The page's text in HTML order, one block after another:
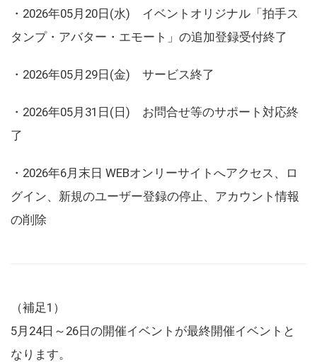
・2026年05月20日(水) イベントオリジナル「拍手ス
タンプ・アバター・エモート」の追加登録受付終了
・2026年05月29日(金) サービス終了
・2026年05月31日(日) お問合せ等のサポート対応終
了
・2026年6月末日 WEBオンリーサイトへアクセス、ロ
グイン、新規のユーザー登録の停止、アカウント情報
の削除
（補足1）
5月24日～26日の開催イベントが最終開催イベントと
なります。